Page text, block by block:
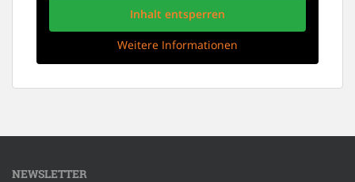
Inhalt entsperren
Weitere Informationen
NEWSLETTER